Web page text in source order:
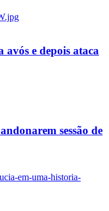
e depois ataca
sessão de